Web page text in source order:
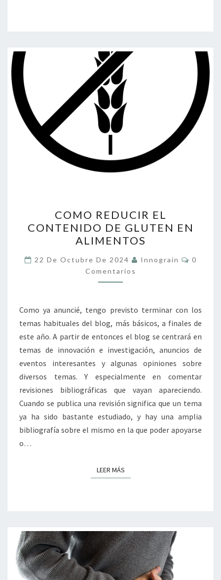
REDUCIR
EL
CONTENIDO
DE
GLUTEN
EN
COMO REDUCIR EL
CONTENIDO DE GLUTEN EN
ALIMENTOS
22 De Octubre De 2024 Innograin
0
Comentarios
Como ya anuncié, tengo previsto terminar con los
temas habituales del blog, más básicos, a finales de
este año. A partir de entonces el blog se centrará en
temas de innovación e investigación, anuncios de
eventos interesantes y algunas opiniones sobre
diversos temas. Y especialmente en comentar
revisiones bibliográficas que vayan apareciendo.
Cuando se publica una revisión significa que un tema
ya ha sido bastante estudiado, y hay una amplia
bibliografía sobre el mismo en la que poder apoyarse
o…
LEER MÁSLEER MÁS